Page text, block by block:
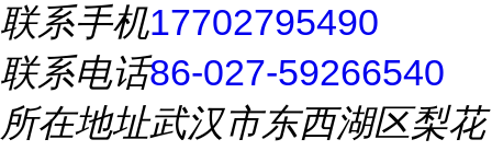
联系手机17702795490
联系电话86-027-59266540
所在地址武汉市东西湖区梨花